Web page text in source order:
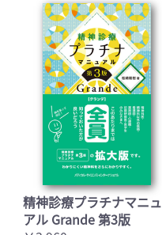
精神診療プラチナマニュ
アル Grande 第3版